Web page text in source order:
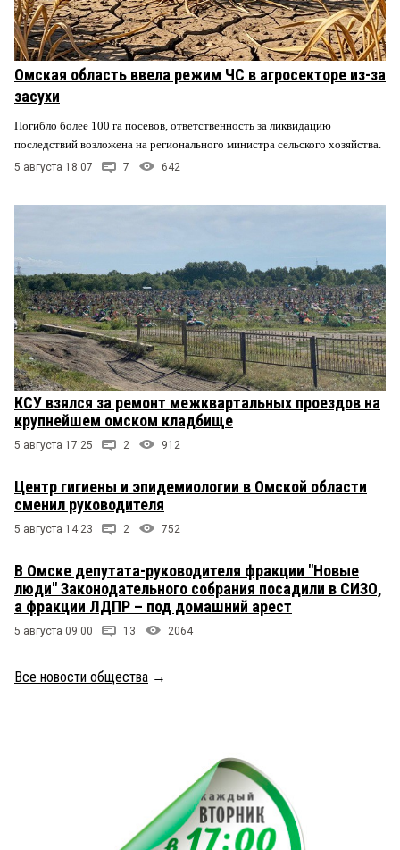
Омская область ввела режим ЧС в агросекторе из-за
засухи
Погибло более 100 га посевов, ответственность за ликвидацию
последствий возложена на регионального министра сельского хозяйства.
5 августа 18:07 7 642
КСУ взялся за ремонт межквартальных проездов на
крупнейшем омском кладбище
5 августа 17:25 2 912
Центр гигиены и эпидемиологии в Омской области
сменил руководителя
5 августа 14:23 2 752
В Омске депутата-руководителя фракции "Новые
люди" Законодательного собрания посадили в СИЗО,
а фракции ЛДПР – под домашний арест
5 августа 09:00 13 2064
Все новости общества →